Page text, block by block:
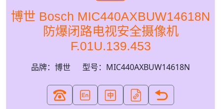
博世 Bosch MIC440AXBUW14618N
防爆闭路电视安全摄像机
F.01U.139.453
品牌：博世 型号：MIC440AXBUW14618N